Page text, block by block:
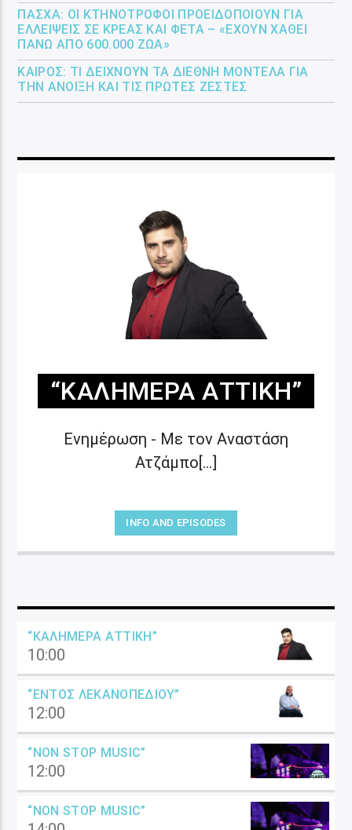
ΠΆΣΧΑ: ΟΙ ΚΤΗΝΟΤΡΌΦΟΙ ΠΡΟΕΙΔΟΠΟΙΟΎΝ ΓΙΑ
ΕΛΛΕΊΨΕΙΣ ΣΕ ΚΡΈΑΣ ΚΑΙ ΦΈΤΑ – «ΈΧΟΥΝ ΧΑΘΕΊ
ΠΆΝΩ ΑΠΌ 600.000 ΖΏΑ»
ΚΑΙΡΌΣ: ΤΙ ΔΕΊΧΝΟΥΝ ΤΑ ΔΙΕΘΝΉ ΜΟΝΤΈΛΑ ΓΙΑ
ΤΗΝ ΆΝΟΙΞΗ ΚΑΙ ΤΙΣ ΠΡΏΤΕΣ ΖΈΣΤΕΣ
“ΚΑΛΗΜΈΡΑ ΑΤΤΙΚΉ”
Ενημέρωση - Με τον Αναστάση
Ατζάμπο[...]
INFO AND EPISODES
“ΚΑΛΗΜΈΡΑ ΑΤΤΙΚΉ”
10:00
“ΕΝΤΌΣ ΛΕΚΑΝΟΠΕΔΊΟΥ”
12:00
“NON STOP MUSIC”
12:00
“NON STOP MUSIC”